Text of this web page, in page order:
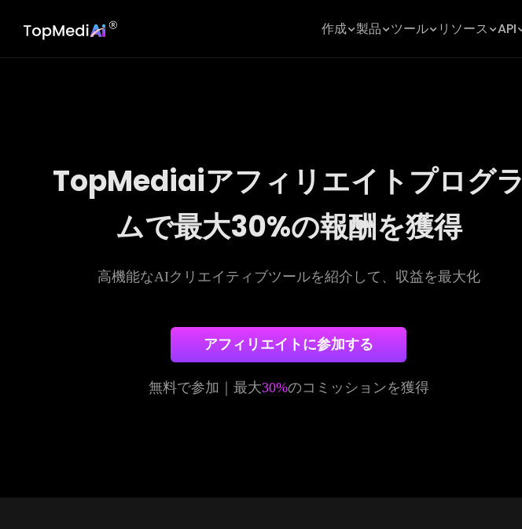
作成 製品 ツール リソース API
TopMediaiアフィリエイトプログラ
ムで最大30%の報酬を獲得
高機能なAIクリエイティブツールを紹介して、収益を最大化
アフィリエイトに参加する
無料で参加｜最大30%のコミッションを獲得